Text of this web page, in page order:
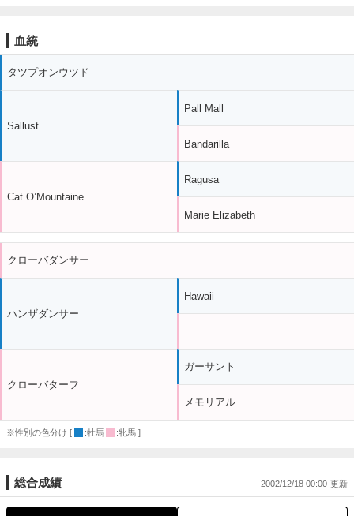
血統
タツプオンウツド
Sallust
Cat O’Mountaine
Pall Mall
Bandarilla
Ragusa
Marie Elizabeth
クローバダンサー
ハンザダンサー
クローバターフ
Hawaii
ガーサント
メモリアル
※性別の色分け [ :牡馬 :牝馬 ]
総合成績 2002/12/18 00:00